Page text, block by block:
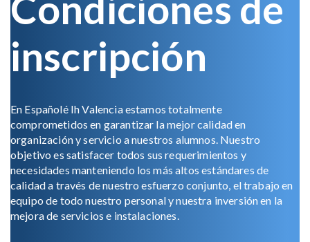
inscripción
En Españolé Ih Valencia estamos totalmente
comprometidos en garantizar la mejor calidad en
organización y servicio a nuestros alumnos. Nuestro
objetivo es satisfacer todos sus requerimientos y
necesidades manteniendo los más altos estándares de
calidad a través de nuestro esfuerzo conjunto, el trabajo en
equipo de todo nuestro personal y nuestra inversión en la
mejora de servicios e instalaciones.